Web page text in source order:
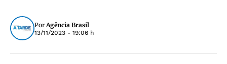
PorAgência Brasil
13/11/2023 - 19:06 h